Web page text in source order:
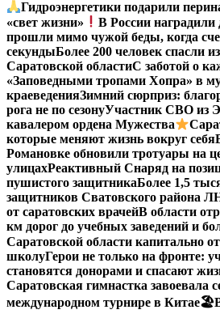
Гидроэнергетики подарили
«свет жизни»
В России наградили
прошли мимо чужой беды, когда
секундыБолее 200 человек спасли
Саратовской областиС заботой о
«Заповедными тропами Хопра» в
краеведенияЗимний сюрприз:
рога не по сезонуУчастник СВО из
кавалером ордена Мужества
которые меняют жизнь вокруг себя
Романовке обновили тротуары на
улицахРеактивный Снаряд на
пушистого защитникаБолее 1,5
защитников Сватовского района
от саратовских врачейВ области
км дорог до учебных заведений и
Саратовской области капитально
школуГерои не только на фронте:
становятся донорами и спасают
Саратовская гимнастка завоевала
международном турнире в Китае🏖В